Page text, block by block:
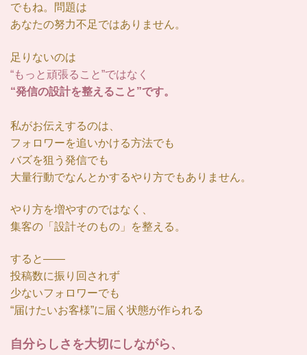
でもね。問題は
あなたの努力不足ではありません。
足りないのは
“もっと頑張ること”ではなく
“発信の設計を整えること”です。
私がお伝えするのは、
フォロワーを追いかける方法でも
バズを狙う発信でも
大量行動でなんとかするやり方でもありません。
やり方を増やすのではなく、
集客の「設計そのもの」を整える。
すると――
投稿数に振り回されず
少ないフォロワーでも
“届けたいお客様”に届く状態が作られる
自分らしさを大切にしながら、